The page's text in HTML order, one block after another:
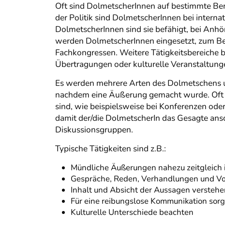
Oft sind DolmetscherInnen auf bestimmte
der Politik sind DolmetscherInnen bei
DolmetscherInnen sind sie befähigt, bei
werden DolmetscherInnen eingesetzt, zum
Fachkongressen. Weitere
Übertragungen oder kulturelle
Es werden mehrere Arten des
nachdem eine Äußerung gemacht wurde.
sind, wie beispielsweise bei Konferenzen
damit der/die DolmetscherIn das Gesagte
Diskussionsgruppen.
Typische Tätigkeiten sind z.B.:
Mündliche Äußerungen nahezu
Gespräche, Reden, Verhandlungen und
Inhalt und Absicht der Aussagen
Für eine reibungslose Kommunikation
Kulturelle Unterschiede beachten